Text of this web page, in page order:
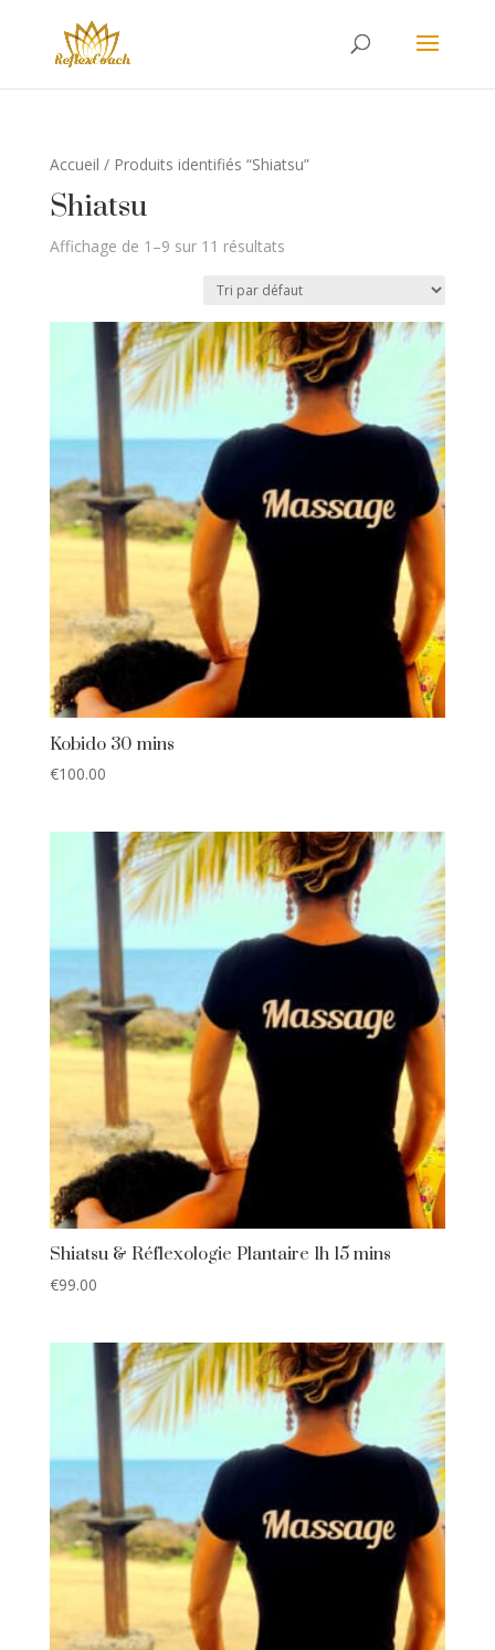
Accueil / Produits identifiés “Shiatsu”
Shiatsu
Affichage de 1–9 sur 11 résultats
Kobido 30 mins
€100.00
Shiatsu & Réflexologie Plantaire 1h 15 mins
€99.00